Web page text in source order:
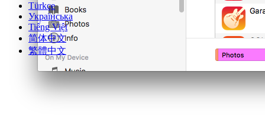
Türkçe
Українська
Tiếng Việt
简体中文
繁體中文